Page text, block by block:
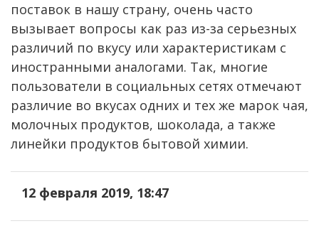
поставок в нашу страну, очень часто
вызывает вопросы как раз из-за серьезных
различий по вкусу или характеристикам с
иностранными аналогами. Так, многие
пользователи в социальных сетях отмечают
различие во вкусах одних и тех же марок чая,
молочных продуктов, шоколада, а также
линейки продуктов бытовой химии.
12 февраля 2019, 18:47